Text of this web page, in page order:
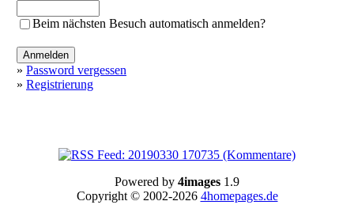
Beim nächsten Besuch automatisch anmelden?
» Password vergessen
» Registrierung
Powered by 4images 1.9
Copyright © 2002-2026 4homepages.de